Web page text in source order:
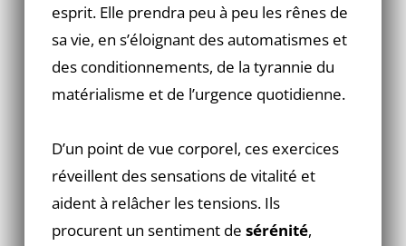
esprit. Elle prendra peu à peu les rênes de
sa vie, en s’éloignant des automatismes et
des conditionnements, de la tyrannie du
matérialisme et de l’urgence quotidienne.
D’un point de vue corporel, ces exercices
réveillent des sensations de vitalité et
aident à relâcher les tensions. Ils
procurent un sentiment desérénité,